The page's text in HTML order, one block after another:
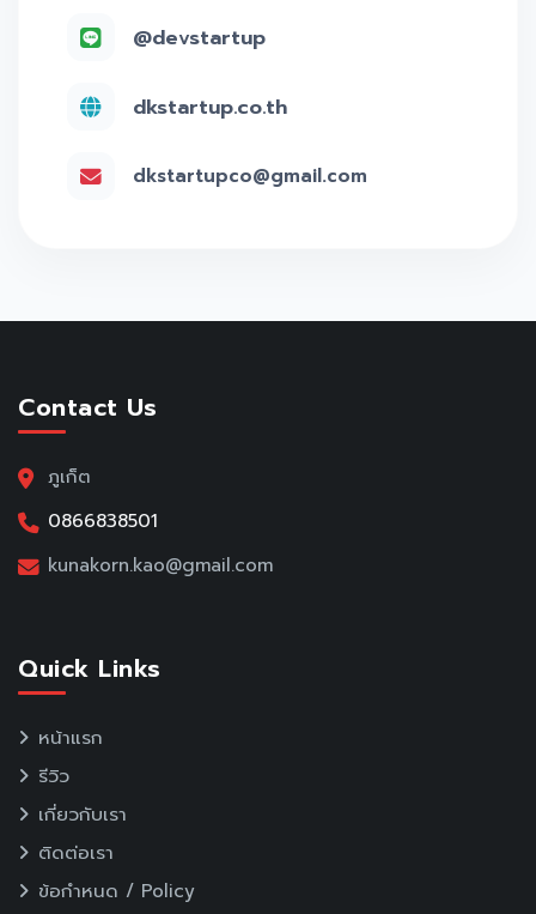
@devstartup
dkstartup.co.th
dkstartupco@gmail.com
Contact Us
ภูเก็ต
0866838501
kunakorn.kao@gmail.com
Quick Links
หน้าแรก
รีวิว
เกี่ยวกับเรา
ติดต่อเรา
ข้อกำหนด / Policy